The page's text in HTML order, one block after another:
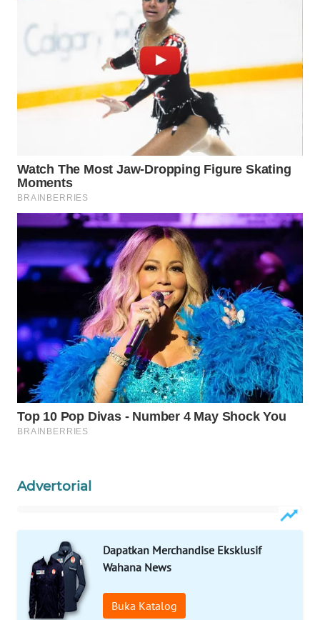
Advertorial
Dapatkan Merchandise Eksklusif
Wahana News
Buka Katalog
WAHANA
ID
WAHANANEWS
CO ID
WAHANANEWS
NET
SPORT
WAHANA
UMKM
WAHANA
SELEB
PERSONA
WAHANA
HEALTH